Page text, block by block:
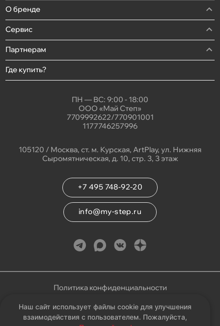
О бренде
Сервис
Партнерам
Где купить?
ПН — ВС: 9:00 - 18:00
ООО «Май Степ»
7709992622/770901001
1177746257996
105120 / Москва, ст. м. Курская, ArtPlay, ул. Нижняя
Сыромятническая, д. 10, стр. 3, 3 этаж
+7 495 748-92-20
info@my-step.ru
Политика конфиденциальности
Соглашение на обработку персональных данных
Наш сайт использует файлы cookie для улучшения
взаимодействия с пользователем. Пожалуйста,